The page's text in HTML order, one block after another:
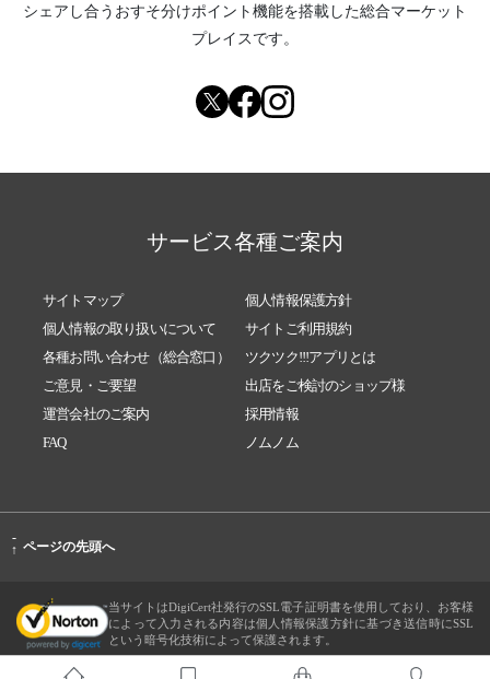
シェアし合う おすそ分けポイント機能を搭載した総合マーケット
プレイスです。
サービス各種ご案内
サイトマップ
個人情報保護方針
個人情報の取り扱いについて
サイトご利用規約
各種お問い合わせ（総合窓口）
ツクツク!!!アプリとは
ご意見・ご要望
出店をご検討のショップ様
運営会社のご案内
採用情報
FAQ
ノムノム
-
↑ ページの先頭へ
当サイトはDigiCert社発行のSSL電子証明書を使用しており、お客様
によって入力される内容は個人情報保護方針に基づき送信時にSSL
という暗号化技術によって保護されます。